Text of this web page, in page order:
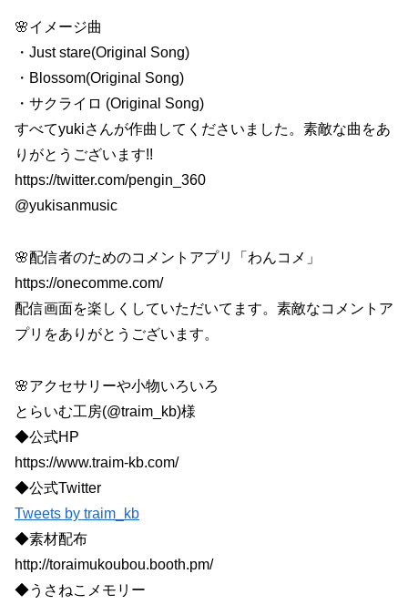
🌸イメージ曲
・Just stare(Original Song)
・Blossom(Original Song)
・サクライロ (Original Song)
すべてyukiさんが作曲してくださいました。素敵な曲をあ
りがとうございます!!
https://twitter.com/pengin_360
@yukisanmusic
🌸配信者のためのコメントアプリ「わんコメ」
https://onecomme.com/
配信画面を楽しくしていただいてます。素敵なコメントア
プリをありがとうございます。
🌸アクセサリーや小物いろいろ
とらいむ工房(@traim_kb)様
◆公式HP
https://www.traim-kb.com/
◆公式Twitter
Tweets by traim_kb
◆素材配布
http://toraimukoubou.booth.pm/
◆うさねこメモリー